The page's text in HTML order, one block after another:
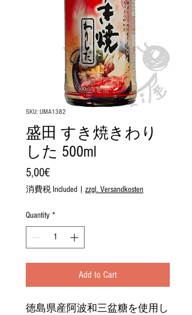
SKU: UMA1382
盛田 すき焼きわり
した 500ml
5,00€Price
消費税 Included zzgl. Versandkosten
Quantity *
Add to Cart
徳島県産阿波和三盆糖を使用し